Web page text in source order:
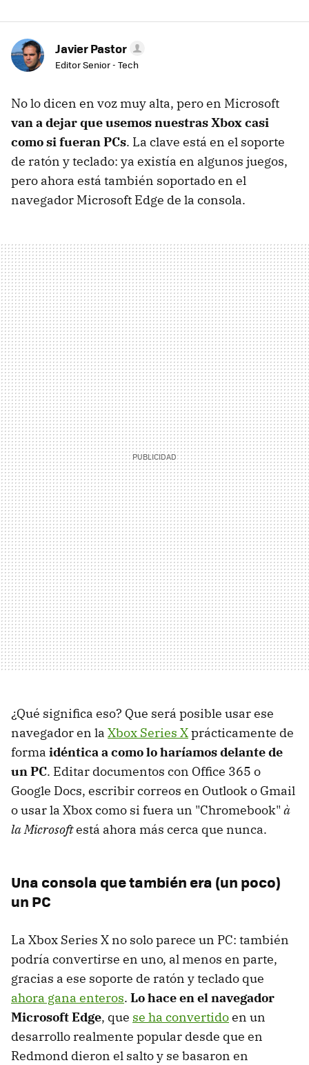
Javier Pastor
Editor Senior - Tech
No lo dicen en voz muy alta, pero en Microsoft
van a dejar que usemos nuestras Xbox casi
como si fueran PCs. La clave está en el soporte
de ratón y teclado: ya existía en algunos juegos,
pero ahora está también soportado en el
navegador Microsoft Edge de la consola.
¿Qué significa eso? Que será posible usar ese
navegador en la Xbox Series Xprácticamente de
forma idéntica a como lo haríamos delante de
un PC. Editar documentos con Office 365 o
Google Docs, escribir correos en Outlook o Gmail
o usar la Xbox como si fuera un "Chromebook" à
la Microsoftestá ahora más cerca que nunca.
Una consola que también era (un poco)
un PC
La Xbox Series X no solo parece un PC: también
podría convertirse en uno, al menos en parte,
gracias a ese soporte de ratón y teclado que
ahora gana enteros. Lo hace en el navegador
Microsoft Edge, que se ha convertidoen un
desarrollo realmente popular desde que en
Redmond dieron el salto y se basaron en